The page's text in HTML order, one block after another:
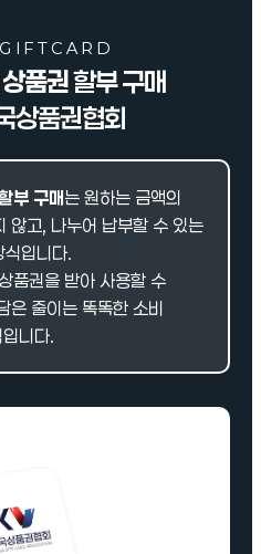
품권할부 구매
상품권협회
부 구매는 원하는 금액의
않고, 나누어 납부할 수 있는
식입니다.
품권을 받아 사용할 수
은 줄이는 똑똑한 소비
니다.